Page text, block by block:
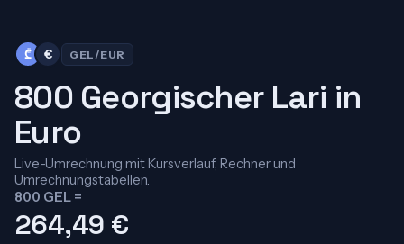
₾ € GEL/EUR
800 Georgischer Lari in
Euro
Live-Umrechnung mit Kursverlauf, Rechner und
Umrechnungstabellen.
800 GEL =
264,49 €